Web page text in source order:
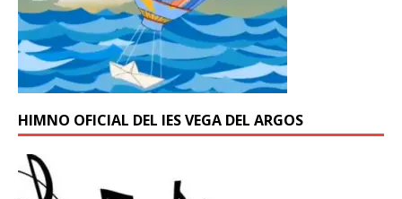
HIMNO OFICIAL DEL IES VEGA DEL ARGOS